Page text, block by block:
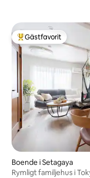
Populär gästfavorit
Gästfavorit
Boende i Setagaya
Rymligt familjehus i